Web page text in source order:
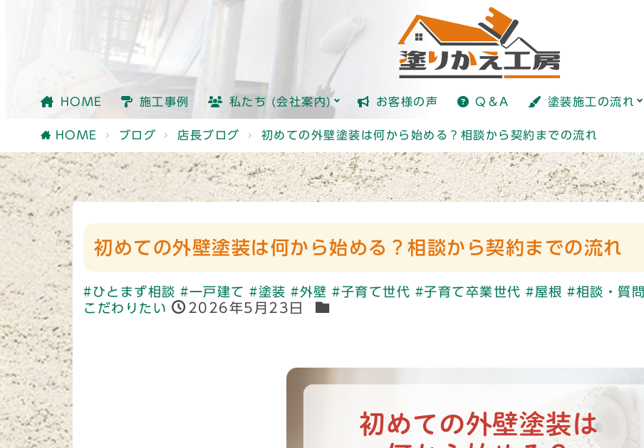
HOME 施工事例 私たち (会社案内)
他社との違い
社員紹介
会社情報
お客様の声 Q＆A 塗装施工の流れ
塗装とは？
HOME ブログ 店長ブログ 初めての外壁塗装は何から始める？相談から契約までの流れ
初めての外壁塗装は何から始める？相談から契約までの流れ
#ひとまず相談 #一戸建て #塗装 #外壁 #子育て世代 #子育て卒業世代 #屋根 #相談・質問
こだわりたい
2026年5月23日